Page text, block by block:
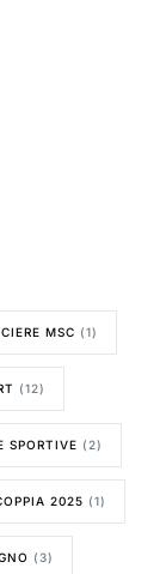
MSC (1)
(12)
SPORTIVE (2)
2025 (1)
(3)